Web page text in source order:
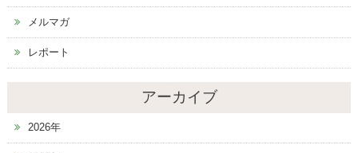
メルマガ
レポート
アーカイブ
2026年